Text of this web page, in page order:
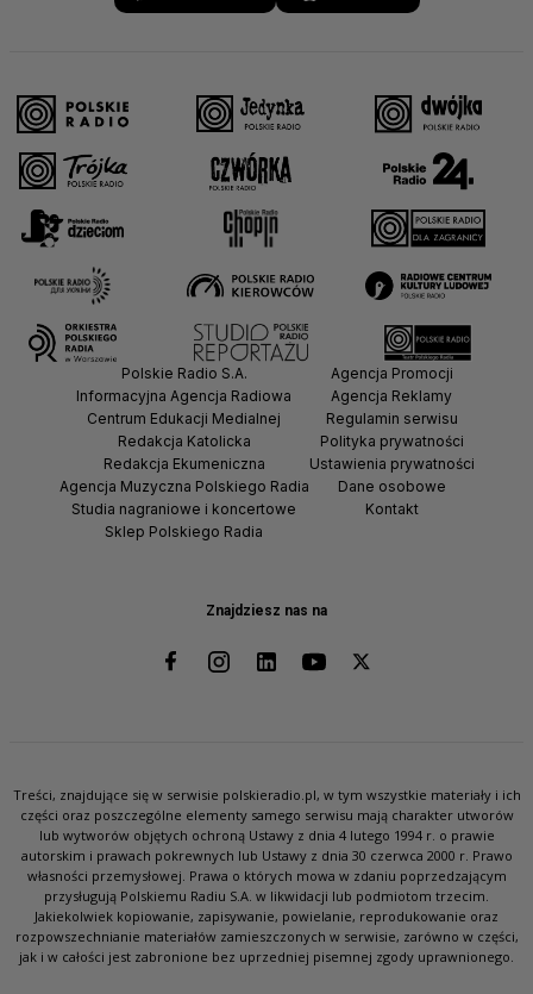
Znajdziesz nas na
Polskie Radio S.A.
Informacyjna Agencja Radiowa
Centrum Edukacji Medialnej
Redakcja Katolicka
Redakcja Ekumeniczna
Agencja Muzyczna Polskiego Radia
Studia nagraniowe i koncertowe
Sklep Polskiego Radia
Agencja Promocji
Agencja Reklamy
Regulamin serwisu
Polityka prywatności
Ustawienia prywatności
Dane osobowe
Kontakt
Treści, znajdujące się w serwisie polskieradio.pl, w tym wszystkie materiały i ich
części oraz poszczególne elementy samego serwisu mają charakter utworów
lub wytworów objętych ochroną Ustawy z dnia 4 lutego 1994 r. o prawie
autorskim i prawach pokrewnych lub Ustawy z dnia 30 czerwca 2000 r. Prawo
własności przemysłowej. Prawa o których mowa w zdaniu poprzedzającym
przysługują Polskiemu Radiu S.A. w likwidacji lub podmiotom trzecim.
Jakiekolwiek kopiowanie, zapisywanie, powielanie, reprodukowanie oraz
rozpowszechnianie materiałów zamieszczonych w serwisie, zarówno w części,
jak i w całości jest zabronione bez uprzedniej pisemnej zgody uprawnionego.